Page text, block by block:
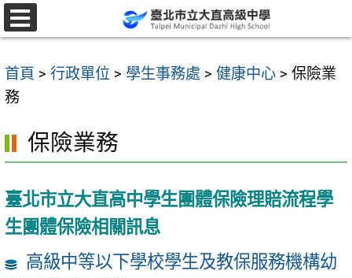
跳
至
要
內
區
首頁 > 行政單位 > 學生事務處 > 健康中心 > 保險業
務
保險業務
臺北市立大直高中學生團體保險理賠流程學
生團體保險相關訊息
高級中等以下學校學生及教保服務機構幼
選
單